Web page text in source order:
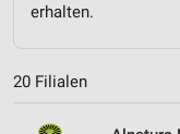
erhalten.
20 Filialen